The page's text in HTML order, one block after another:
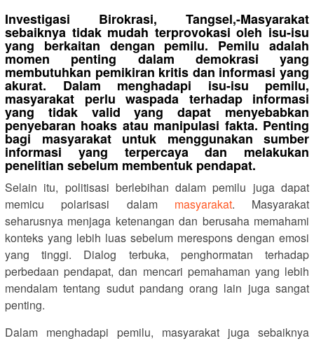
Investigasi Birokrasi, Tangsel,-Masyarakat
sebaiknya tidak mudah terprovokasi oleh isu-isu
yang berkaitan dengan pemilu. Pemilu adalah
momen penting dalam demokrasi yang
membutuhkan pemikiran kritis dan informasi yang
akurat. Dalam menghadapi isu-isu pemilu,
masyarakat perlu waspada terhadap informasi
yang tidak valid yang dapat menyebabkan
penyebaran hoaks atau manipulasi fakta. Penting
bagi masyarakat untuk menggunakan sumber
informasi yang terpercaya dan melakukan
penelitian sebelum membentuk pendapat.
Selain itu, politisasi berlebihan dalam pemilu juga dapat
memicu polarisasi dalam masyarakat. Masyarakat
seharusnya menjaga ketenangan dan berusaha memahami
konteks yang lebih luas sebelum merespons dengan emosi
yang tinggi. Dialog terbuka, penghormatan terhadap
perbedaan pendapat, dan mencari pemahaman yang lebih
mendalam tentang sudut pandang orang lain juga sangat
penting.
Dalam menghadapi pemilu, masyarakat juga sebaiknya